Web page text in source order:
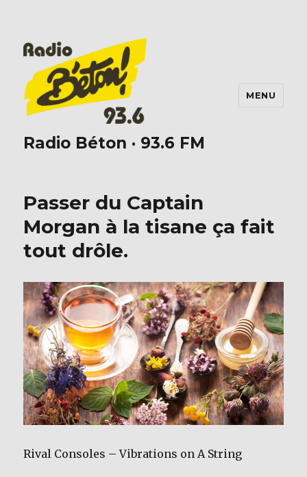
Radio Béton · 93.6 FM
MENU
Passer du Captain
Morgan à la tisane ça fait
tout drôle.
Rival Consoles – Vibrations on A String